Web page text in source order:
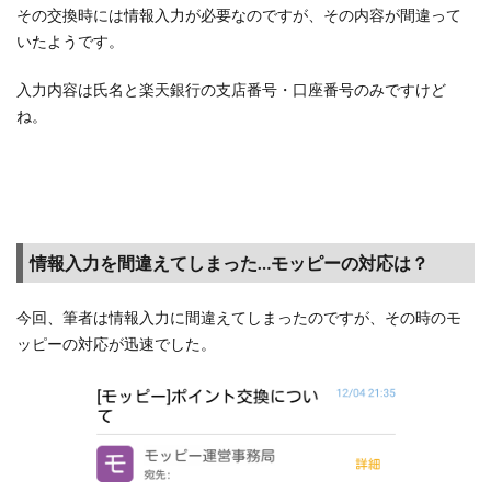
ント
返還
くれ
その交換時には情報入力が必要なのですが、その内容が間違って
いたようです。
入力内容は氏名と楽天銀行の支店番号・口座番号のみですけど
ね。
情報入力を間違えてしまった…モッピーの対応は？
今回、筆者は情報入力に間違えてしまったのですが、その時のモ
ッピーの対応が迅速でした。